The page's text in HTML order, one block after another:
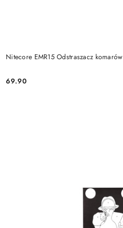
Nitecore EMR15 Odstraszacz komarów
Cena:
69.90